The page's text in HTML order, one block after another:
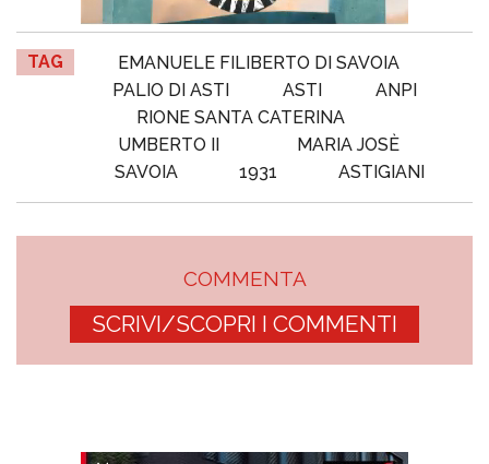
TAG
EMANUELE FILIBERTO DI SAVOIA
PALIO DI ASTI
ASTI
ANPI
RIONE SANTA CATERINA
UMBERTO II
MARIA JOSÈ
SAVOIA
1931 ASTIGIANI
COMMENTA
SCRIVI/SCOPRI I COMMENTI